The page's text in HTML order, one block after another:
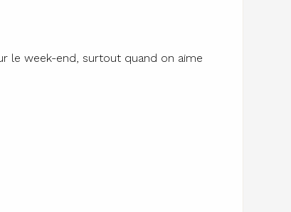
le week-end, surtout quand on aime